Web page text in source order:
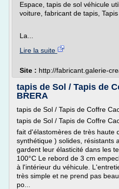
Espace, tapis de sol véhicule
voiture, fabricant de tapis, Tapis
La...
Lire la suite
Site : http://fabricant.galerie-
tapis de Sol / Tapis de
BRERA
tapis de Sol / Tapis de Coffre
tapis de Sol / Tapis de Coffre
fait d'élastomères de très haute
synthétique ) solides, résistants
gardent leur élasticité dans les
100°C Le rebord de 3 cm
à l'intérieur du véhicule.
très simple et ne prend pas
po...